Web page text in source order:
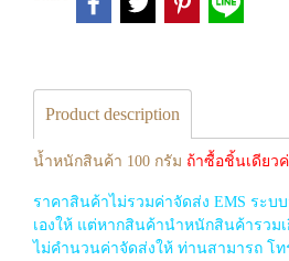
Product description
น้ำหนักสินค้า 100 กรัม ถ้าซื้อชิ้นเดียว
ราคาสินค้าไม่รวมค่าจัดส่ง EMS ระบ
เองให้ แต่หากสินค้านำหนักสินค้ารวมเ
ไม่คำนวนค่าจัดส่งให้ ท่านสามารถ โทร